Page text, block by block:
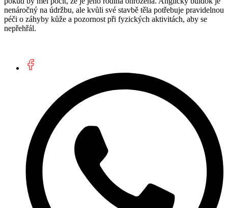
nenáročný na údržbu, ale kvůli své stavbě těla potřebuje pravidelnou
péči o záhyby kůže a pozornost při fyzických aktivitách, aby se
nepřehřál.